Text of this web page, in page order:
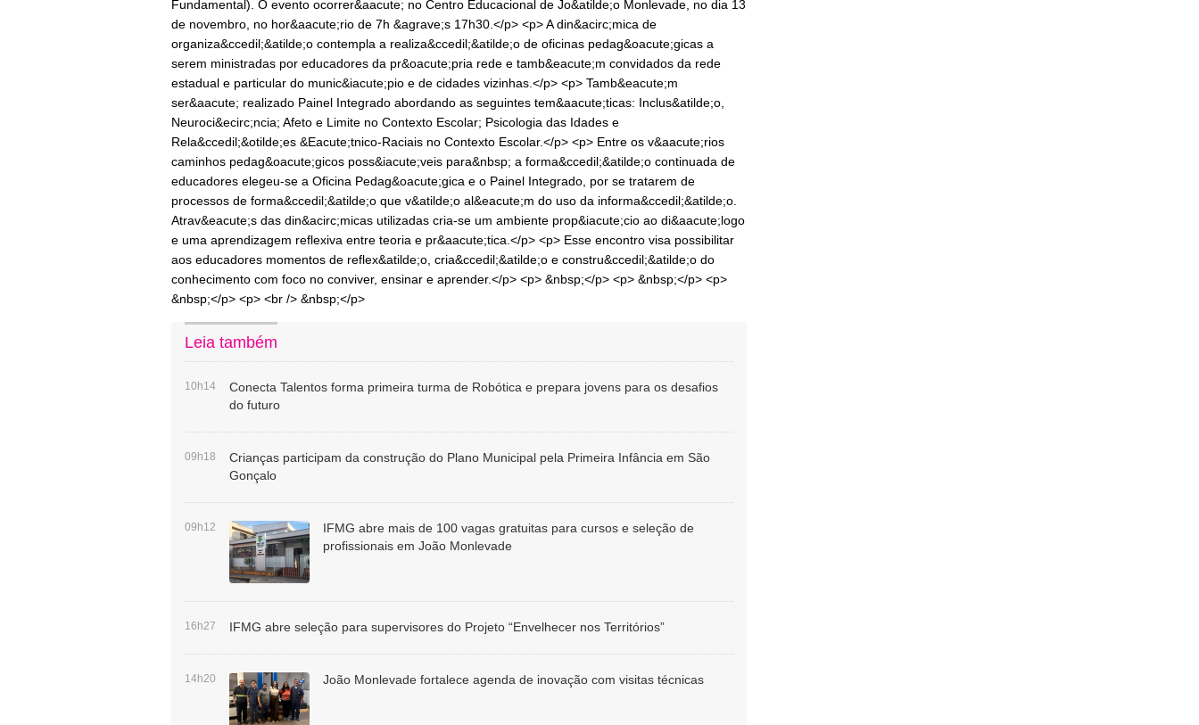
Fundamental). O evento ocorrer&aacute; no Centro Educacional de Jo&atilde;o Monlevade, no dia 13
de novembro, no hor&aacute;rio de 7h &agrave;s 17h30.</p> <p> A din&acirc;mica de
organiza&ccedil;&atilde;o contempla a realiza&ccedil;&atilde;o de oficinas pedag&oacute;gicas a
serem ministradas por educadores da pr&oacute;pria rede e tamb&eacute;m convidados da rede
estadual e particular do munic&iacute;pio e de cidades vizinhas.</p> <p> Tamb&eacute;m
ser&aacute; realizado Painel Integrado abordando as seguintes tem&aacute;ticas: Inclus&atilde;o,
Neuroci&ecirc;ncia; Afeto e Limite no Contexto Escolar; Psicologia das Idades e
Rela&ccedil;&otilde;es &Eacute;tnico-Raciais no Contexto Escolar.</p> <p> Entre os v&aacute;rios
caminhos pedag&oacute;gicos poss&iacute;veis para&nbsp; a forma&ccedil;&atilde;o continuada de
educadores elegeu-se a Oficina Pedag&oacute;gica e o Painel Integrado, por se tratarem de
processos de forma&ccedil;&atilde;o que v&atilde;o al&eacute;m do uso da informa&ccedil;&atilde;o.
Atrav&eacute;s das din&acirc;micas utilizadas cria-se um ambiente prop&iacute;cio ao di&aacute;logo
e uma aprendizagem reflexiva entre teoria e pr&aacute;tica.</p> <p> Esse encontro visa possibilitar
aos educadores momentos de reflex&atilde;o, cria&ccedil;&atilde;o e constru&ccedil;&atilde;o do
conhecimento com foco no conviver, ensinar e aprender.</p> <p> &nbsp;</p> <p> &nbsp;</p> <p>
&nbsp;</p> <p> <br /> &nbsp;</p>
Leia também
10h14
Conecta Talentos forma primeira turma de Robótica e prepara jovens para os desafios
do futuro
09h18
Crianças participam da construção do Plano Municipal pela Primeira Infância em São
Gonçalo
09h12
IFMG abre mais de 100 vagas gratuitas para cursos e seleção de
profissionais em João Monlevade
16h27 IFMG abre seleção para supervisores do Projeto “Envelhecer nos Territórios”
14h20 João Monlevade fortalece agenda de inovação com visitas técnicas